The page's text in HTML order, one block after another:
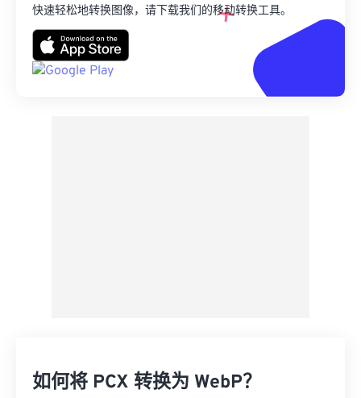
快速轻松地转换图像，请下载我们的移动转换工具。
如何将 PCX 转换为 WebP？